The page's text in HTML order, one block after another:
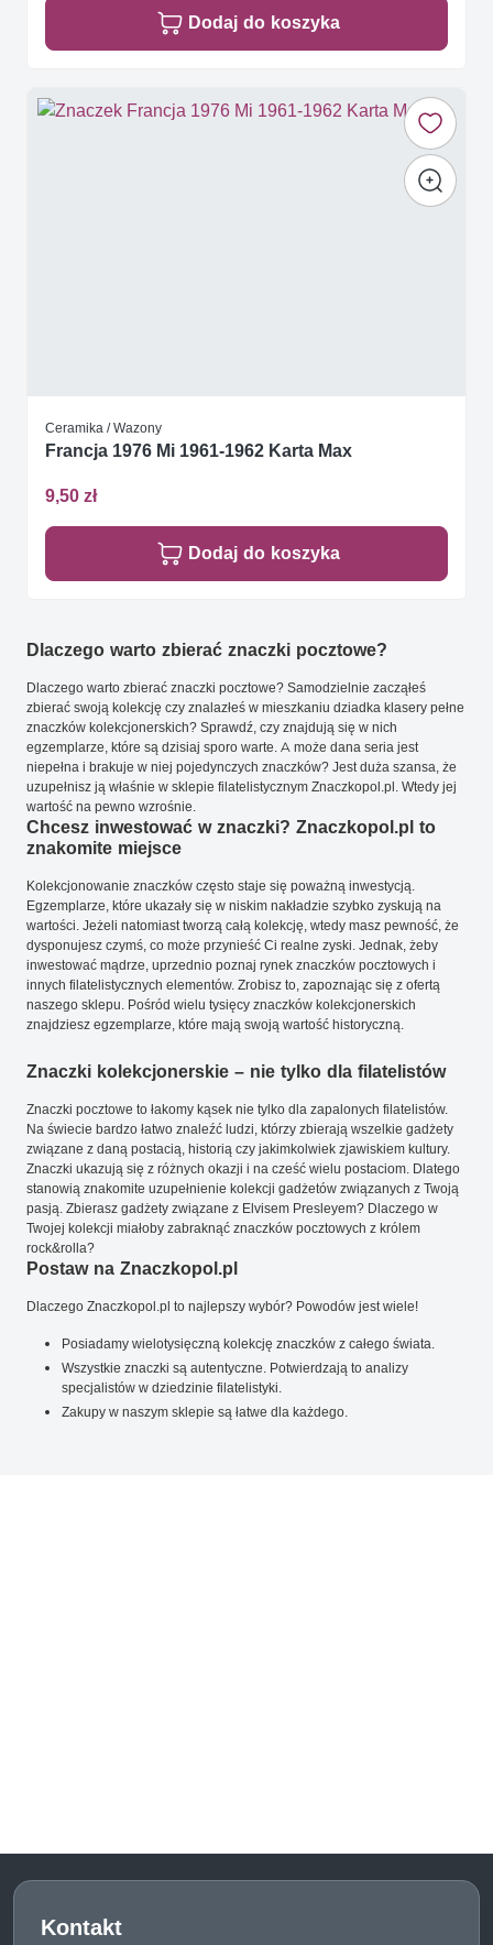
Dodaj do koszyka
Ceramika / Wazony
Francja 1976 Mi 1961-1962 Karta Max
9,50 zł
Dodaj do koszyka
Dlaczego warto zbierać znaczki pocztowe?
Dlaczego warto zbierać znaczki pocztowe? Samodzielnie zacząłeś
zbierać swoją kolekcję czy znalazłeś w mieszkaniu dziadka klasery pełne
znaczków kolekcjonerskich? Sprawdź, czy znajdują się w nich
egzemplarze, które są dzisiaj sporo warte. A może dana seria jest
niepełna i brakuje w niej pojedynczych znaczków? Jest duża szansa, że
uzupełnisz ją właśnie w sklepie filatelistycznym Znaczkopol.pl. Wtedy jej
wartość na pewno wzrośnie.
Chcesz inwestować w znaczki? Znaczkopol.pl to
znakomite miejsce
Kolekcjonowanie znaczków często staje się poważną inwestycją.
Egzemplarze, które ukazały się w niskim nakładzie szybko zyskują na
wartości. Jeżeli natomiast tworzą całą kolekcję, wtedy masz pewność, że
dysponujesz czymś, co może przynieść Ci realne zyski. Jednak, żeby
inwestować mądrze, uprzednio poznaj rynek znaczków pocztowych i
innych filatelistycznych elementów. Zrobisz to, zapoznając się z ofertą
naszego sklepu. Pośród wielu tysięcy znaczków kolekcjonerskich
znajdziesz egzemplarze, które mają swoją wartość historyczną.
Znaczki kolekcjonerskie – nie tylko dla filatelistów
Znaczki pocztowe to łakomy kąsek nie tylko dla zapalonych filatelistów.
Na świecie bardzo łatwo znaleźć ludzi, którzy zbierają wszelkie gadżety
związane z daną postacią, historią czy jakimkolwiek zjawiskiem kultury.
Znaczki ukazują się z różnych okazji i na cześć wielu postaciom. Dlatego
stanowią znakomite uzupełnienie kolekcji gadżetów związanych z Twoją
pasją. Zbierasz gadżety związane z Elvisem Presleyem? Dlaczego w
Twojej kolekcji miałoby zabraknąć znaczków pocztowych z królem
rock&rolla?
Postaw na Znaczkopol.pl
Dlaczego Znaczkopol.pl to najlepszy wybór? Powodów jest wiele!
Posiadamy wielotysięczną kolekcję znaczków z całego świata.
Wszystkie znaczki są autentyczne. Potwierdzają to analizy
specjalistów w dziedzinie filatelistyki.
Zakupy w naszym sklepie są łatwe dla każdego.
Kontakt